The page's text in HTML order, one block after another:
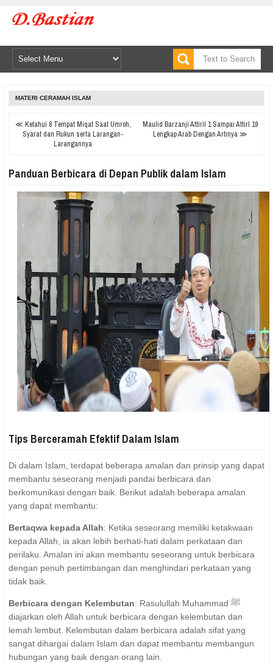
MATERI CERAMAH ISLAM
≪ Ketahui 8 Tempat Miqat Saat Umroh,
Syarat dan Rukun serta Larangan-
Larangannya
Maulid Barzanji Attiril 1 Sampai Attirl 19
Lengkap Arab Dengan Artinya ≫
Panduan Berbicara di Depan Publik dalam Islam
Tips Berceramah Efektif Dalam Islam
Di dalam Islam, terdapat beberapa amalan dan prinsip yang dapat
membantu seseorang menjadi pandai berbicara dan
berkomunikasi dengan baik. Berikut adalah beberapa amalan
yang dapat membantu:
Bertaqwa kepada Allah: Ketika seseorang memiliki ketakwaan
kepada Allah, ia akan lebih berhati-hati dalam perkataan dan
perilaku. Amalan ini akan membantu seseorang untuk berbicara
dengan penuh pertimbangan dan menghindari perkataan yang
tidak baik.
Berbicara dengan Kelembutan: Rasulullah Muhammad ﷺ
diajarkan oleh Allah untuk berbicara dengan kelembutan dan
lemah lembut. Kelembutan dalam berbicara adalah sifat yang
sangat dihargai dalam Islam dan dapat membantu membangun
hubungan yang baik dengan orang lain.